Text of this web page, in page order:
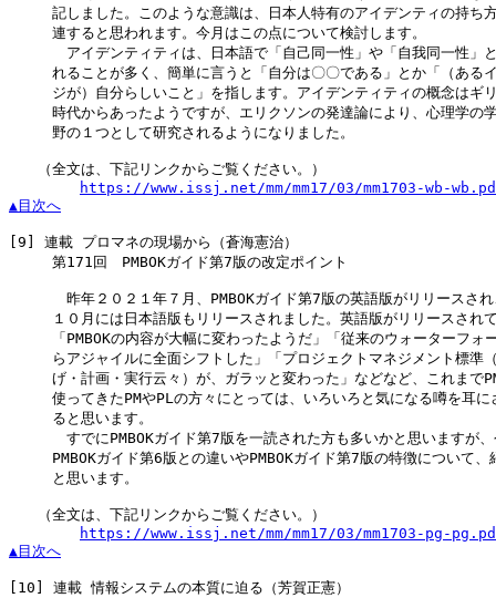
記しました。このような意識は、日本人特有のアイデンティの持ち
連すると思われます。今月はこの点について検討します。
アイデンティティは、日本語で「自己同一性」や「自我同一性」
れることが多く、簡単に言うと「自分は〇〇である」とか「（ある
ジが）自分らしいこと」を指します。アイデンティティの概念はギ
時代からあったようですが、エリクソンの発達論により、心理学の
野の１つとして研究されるようになりました。
（全文は、下記リンクからご覧ください。）
https://www.issj.net/mm/mm17/03/mm1703-wb-
▲目次へ
[9]
連載 プロマネの現場から（蒼海憲治）
第171回　PMBOKガイド第7版の改定ポイント
昨年２０２１年７月、PMBOKガイド第7版の英語版がリリースされ
１０月には日本語版もリリースされました。英語版がリリースされ
「PMBOKの内容が大幅に変わったようだ」「従来のウォーターフォ
らアジャイルに全面シフトした」「プロジェクトマネジメント標準
げ・計画・実行云々）が、ガラッと変わった」などなど、これまで
使ってきたPMやPLの方々にとっては、いろいろと気になる噂を耳に
ると思います。
すでにPMBOKガイド第7版を一読された方も多いかと思いますが、
PMBOKガイド第6版との違いやPMBOKガイド第7版の特徴について、
と思います。
（全文は、下記リンクからご覧ください。）
https://www.issj.net/mm/mm17/03/mm1703-pg-
▲目次へ
[10]
連載 情報システムの本質に迫る（芳賀正憲）